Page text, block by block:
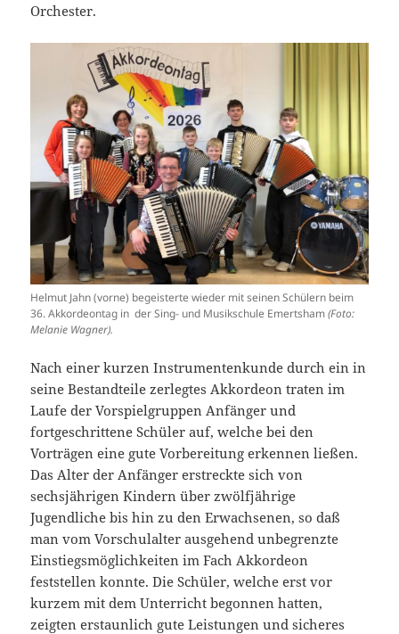
Orchester.
Helmut Jahn (vorne) begeisterte wieder mit seinen Schülern beim
36. Akkordeontag in der Sing- und Musikschule Emertsham(Foto:
Melanie Wagner).
Nach einer kurzen Instrumentenkunde durch ein in
seine Bestandteile zerlegtes Akkordeon traten im
Laufe der Vorspielgruppen Anfänger und
fortgeschrittene Schüler auf, welche bei den
Vorträgen eine gute Vorbereitung erkennen ließen.
Das Alter der Anfänger erstreckte sich von
sechsjährigen Kindern über zwölfjährige
Jugendliche bis hin zu den Erwachsenen, so daß
man vom Vorschulalter ausgehend unbegrenzte
Einstiegsmöglichkeiten im Fach Akkordeon
feststellen konnte. Die Schüler, welche erst vor
kurzem mit dem Unterricht begonnen hatten,
zeigten erstaunlich gute Leistungen und sicheres